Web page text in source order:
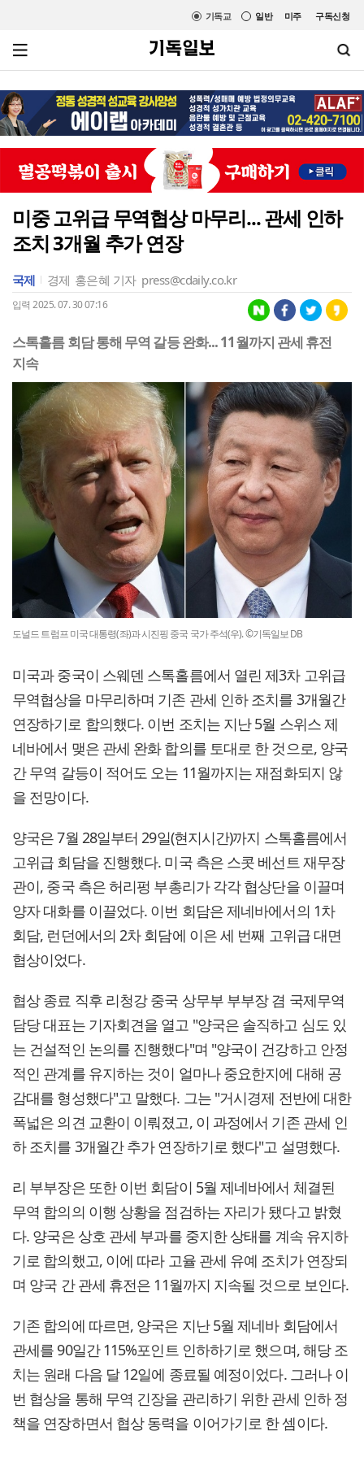
미주 구독신청
일반
기독교
미중 고위급 무역협상 마무리... 관세 인하
조치 3개월 추가 연장
국제 경제 홍은혜 기자 press@cdaily.co.kr
입력 2025. 07. 30 07:16
스톡홀름 회담 통해 무역 갈등 완화... 11월까지 관세 휴전
지속
도널드 트럼프 미국 대통령(좌)과 시진핑 중국 국가 주석(우). ©기독일보 DB
미국과 중국이 스웨덴 스톡홀름에서 열린 제3차 고위급
무역협상을 마무리하며 기존 관세 인하 조치를 3개월간
연장하기로 합의했다. 이번 조치는 지난 5월 스위스 제
네바에서 맺은 관세 완화 합의를 토대로 한 것으로, 양국
간 무역 갈등이 적어도 오는 11월까지는 재점화되지 않
을 전망이다.
양국은 7월 28일부터 29일(현지시간)까지 스톡홀름에서
고위급 회담을 진행했다. 미국 측은 스콧 베선트 재무장
관이, 중국 측은 허리펑 부총리가 각각 협상단을 이끌며
양자 대화를 이끌었다. 이번 회담은 제네바에서의 1차
회담, 런던에서의 2차 회담에 이은 세 번째 고위급 대면
협상이었다.
협상 종료 직후 리청강 중국 상무부 부부장 겸 국제무역
담당 대표는 기자회견을 열고 "양국은 솔직하고 심도 있
는 건설적인 논의를 진행했다"며 "양국이 건강하고 안정
적인 관계를 유지하는 것이 얼마나 중요한지에 대해 공
감대를 형성했다"고 말했다. 그는 "거시경제 전반에 대한
폭넓은 의견 교환이 이뤄졌고, 이 과정에서 기존 관세 인
하 조치를 3개월간 추가 연장하기로 했다"고 설명했다.
리 부부장은 또한 이번 회담이 5월 제네바에서 체결된
무역 합의의 이행 상황을 점검하는 자리가 됐다고 밝혔
다. 양국은 상호 관세 부과를 중지한 상태를 계속 유지하
기로 합의했고, 이에 따라 고율 관세 유예 조치가 연장되
며 양국 간 관세 휴전은 11월까지 지속될 것으로 보인다.
기존 합의에 따르면, 양국은 지난 5월 제네바 회담에서
관세를 90일간 115%포인트 인하하기로 했으며, 해당 조
치는 원래 다음 달 12일에 종료될 예정이었다. 그러나 이
번 협상을 통해 무역 긴장을 관리하기 위한 관세 인하 정
책을 연장하면서 협상 동력을 이어가기로 한 셈이다.